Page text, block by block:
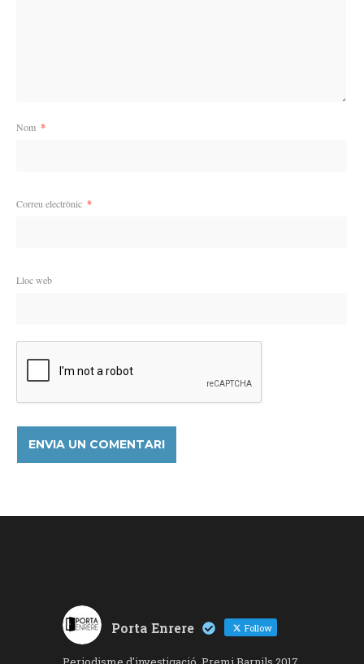
Nom *
Correu electrònic *
Lloc web
Porta Enrere Follow